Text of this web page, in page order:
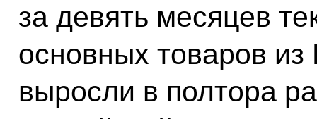
за девять месяцев
основных товаров
выросли в полтора